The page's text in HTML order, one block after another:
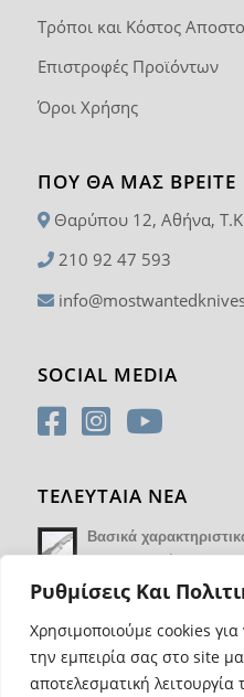
Ρυθμίσεις Και
Χρησιμοποιούμε cookies
την εμπειρία σας στο site
αποτελεσματική λειτουργία
Τρόποι και Κόστος
Επιστροφές Προϊόντων
Όροι Χρήσης
ΠΟΥ ΘΑ ΜΑΣ ΒΡΕΊΤΕ
Θαρύπου 12, Αθήνα,
210 92 47 593
SOCIAL MEDIA
ΤΕΛΕΥΤΑΙΑ ΝΕΑ
Βασικά
14 Φεβρουαρίου 2018 -